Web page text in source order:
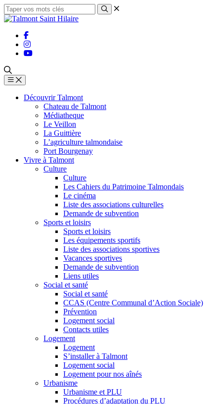
Découvrir Talmont
Chateau de Talmont
Médiatheque
Le Veillon
La Guittière
L’agriculture talmondaise
Port Bourgenay
Vivre à Talmont
Culture
Culture
Les Cahiers du Patrimoine Talmondais
Le cinéma
Liste des associations culturelles
Demande de subvention
Sports et loisirs
Sports et loisirs
Les équipements sportifs
Liste des associations sportives
Vacances sportives
Demande de subvention
Liens utiles
Social et santé
Social et santé
CCAS (Centre Communal d’Action Sociale)
Prévention
Logement social
Contacts utiles
Logement
Logement
S’installer à Talmont
Logement social
Logement pour nos aînés
Urbanisme
Urbanisme et PLU
Procédures d’adaptation du PLU